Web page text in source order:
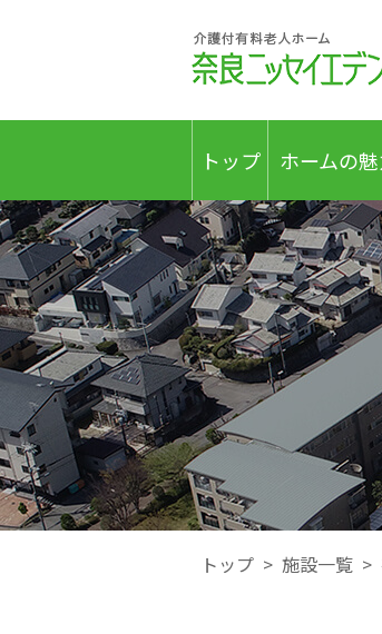
トップ ホームの
トップ > 施設一覧 >